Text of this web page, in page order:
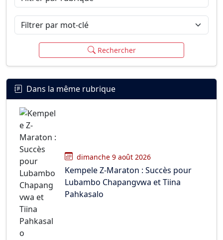
Filtrer par mot-clé
Rechercher
Dans la même rubrique
dimanche 9 août 2026
Kempele Z-Maraton : Succès pour
Lubambo Chapangvwa et Tiina
Pahkasalo